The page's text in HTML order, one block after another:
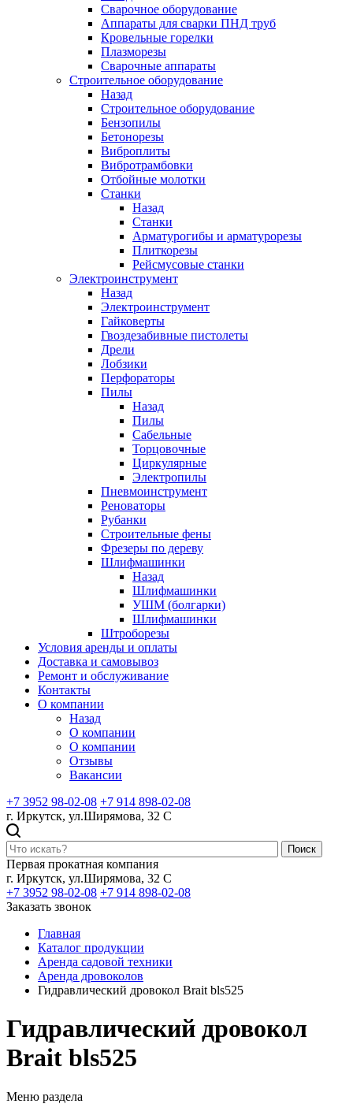
Сварочное оборудование
Аппараты для сварки ПНД труб
Кровельные горелки
Плазморезы
Сварочные аппараты
Строительное оборудование
Назад
Строительное оборудование
Бензопилы
Бетонорезы
Виброплиты
Вибротрамбовки
Отбойные молотки
Станки
Назад
Станки
Арматурогибы и арматурорезы
Плиткорезы
Рейсмусовые станки
Электроинструмент
Назад
Электроинструмент
Гайковерты
Гвоздезабивные пистолеты
Дрели
Лобзики
Перфораторы
Пилы
Назад
Пилы
Сабельные
Торцовочные
Циркулярные
Электропилы
Пневмоинструмент
Реноваторы
Рубанки
Строительные фены
Фрезеры по дереву
Шлифмашинки
Назад
Шлифмашинки
УШМ (болгарки)
Шлифмашинки
Штроборезы
Условия аренды и оплаты
Доставка и самовывоз
Ремонт и обслуживание
Контакты
О компании
Назад
О компании
О компании
Отзывы
Вакансии
+7 3952 98-02-08 +7 914 898-02-08
г. Иркутск, ул.Ширямова, 32 С
Поиск
Первая прокатная компания
г. Иркутск, ул.Ширямова, 32 С
+7 3952 98-02-08 +7 914 898-02-08
Заказать звонок
Главная
Каталог продукции
Аренда садовой техники
Аренда дровоколов
Гидравлический дровокол Brait bls525
Гидравлический дровокол
Brait bls525
Меню раздела